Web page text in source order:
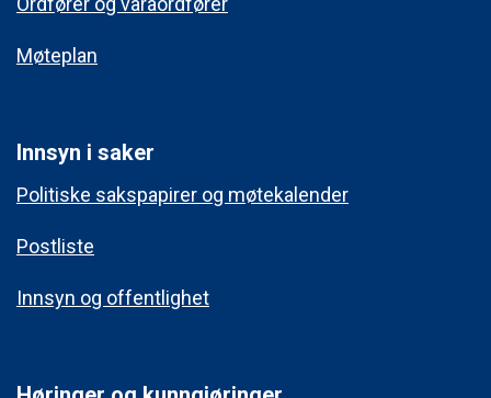
Møteplan
Innsyn i saker
Politiske sakspapirer og møtekalender
Postliste
Innsyn og offentlighet